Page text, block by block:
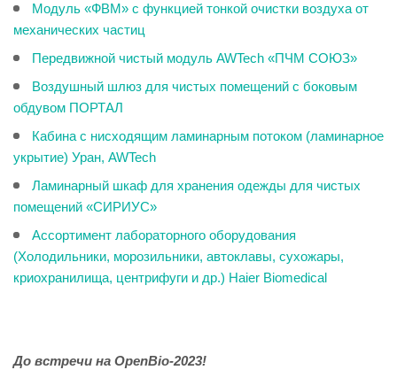
Модуль «ФВМ» с функцией тонкой очистки воздуха от
механических частиц
Передвижной чистый модуль AWTech «ПЧМ СОЮЗ»
Воздушный шлюз для чистых помещений c боковым
обдувом ПОРТАЛ
Кабина с нисходящим ламинарным потоком (ламинарное
укрытие) Уран, AWTech
Ламинарный шкаф для хранения одежды для чистых
помещений «СИРИУС»
Ассортимент лабораторного оборудования
(Холодильники, морозильники, автоклавы, сухожары,
криохранилища, центрифуги и др.) Haier Biomedical
До встречи на OpenBio-2023!